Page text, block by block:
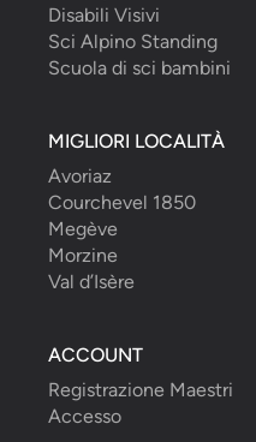
Disabili Visivi
Sci Alpino Standing
Scuola di sci bambini
MIGLIORI LOCALITÀ
Avoriaz
Courchevel 1850
Megève
Morzine
Val d’Isère
ACCOUNT
Registrazione Maestri
Accesso